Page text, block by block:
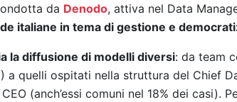
da Denodo, attiva nel Data
italiane in tema di gestione e
la diffusione di modelli diversi: da team
a quelli ospitati nella struttura del Chief
(anch’essi comuni nel 18% dei casi).